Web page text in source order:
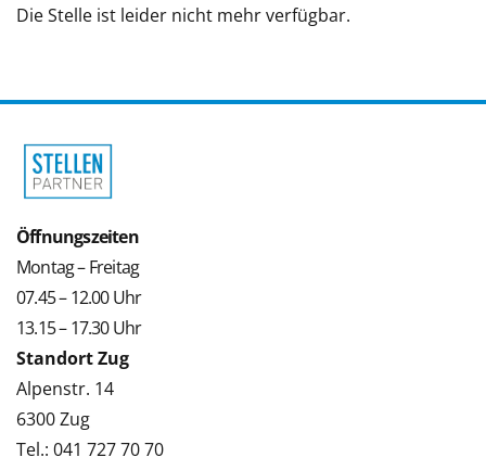
Die Stelle ist leider nicht mehr verfügbar.
Öffnungszeiten
Montag – Freitag
07.45 – 12.00 Uhr
13.15 – 17.30 Uhr
Standort Zug
Alpenstr. 14
6300 Zug
Tel.: 041 727 70 70